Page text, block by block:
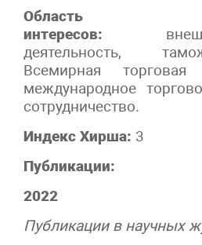
Область
интересов:
деятельность,
Всемирная
международное
сотрудничество.
Индекс Хирша: 3
Публикации:
2022
Публикации в научных